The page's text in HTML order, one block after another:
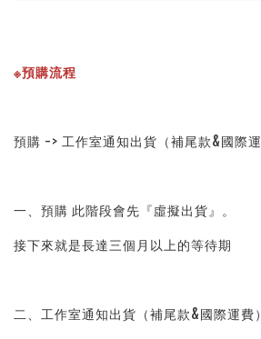
※預購流程
預購 -> 工作室通知出貨（補尾款&國際
一、預購 此階段會先『虛擬出貨』。
接下來就是長達三個月以上的等待期
二、工作室通知出貨（補尾款&國際運費）